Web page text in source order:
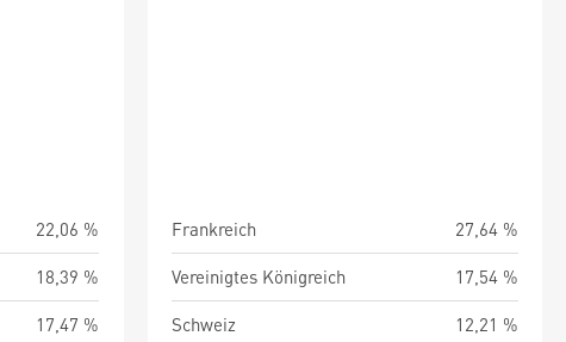
22,06 %
18,39 %
17,47 %
Frankreich
27,64 %
Vereinigtes Königreich
17,54 %
Schweiz
12,21 %